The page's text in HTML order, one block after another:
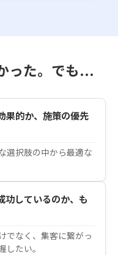
った。でも...
果的か、施策の優先
選択肢の中から最適な
功しているのか、も
でなく、集客に繋がっ
たい。